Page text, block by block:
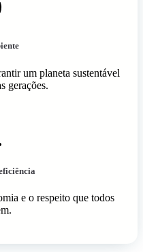
um planeta sustentável
gerações.
e o respeito que todos